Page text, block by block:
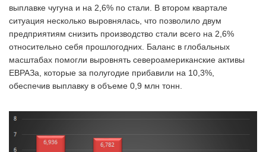
выплавке чугуна и на 2,6% по стали. В втором квартале
ситуация несколько выровнялась, что позволило двум
предприятиям снизить производство стали всего на 2,6%
относительно себя прошлогодних. Баланс в глобальных
масштабах помогли выровнять североамериканские активы
ЕВРАЗа, которые за полугодие прибавили на 10,3%,
обеспечив выплавку в объеме 0,9 млн тонн.